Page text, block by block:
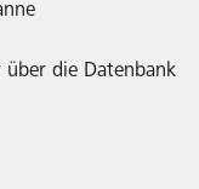
die Datenbank